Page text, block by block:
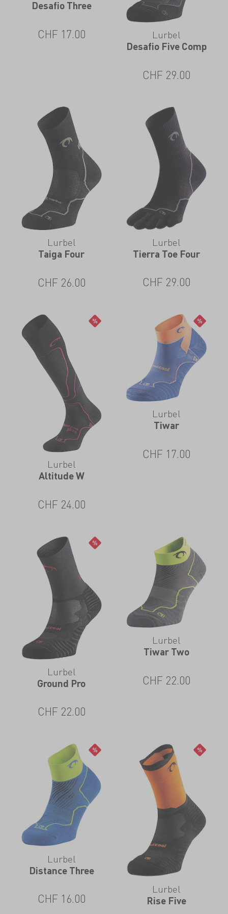
Desafio Three
CHF 17.00 Lurbel
Desafio Five Comp
CHF 29.00
Lurbel
Taiga Four
CHF 26.00
Lurbel
Tierra Toe Four
CHF 29.00
Lurbel
Altitude W
CHF 24.00
Lurbel
Tiwar
CHF 17.00
Lurbel
Ground Pro
CHF 22.00
Lurbel
Tiwar Two
CHF 22.00
Lurbel
Distance Three
CHF 16.00
Lurbel
Rise Five